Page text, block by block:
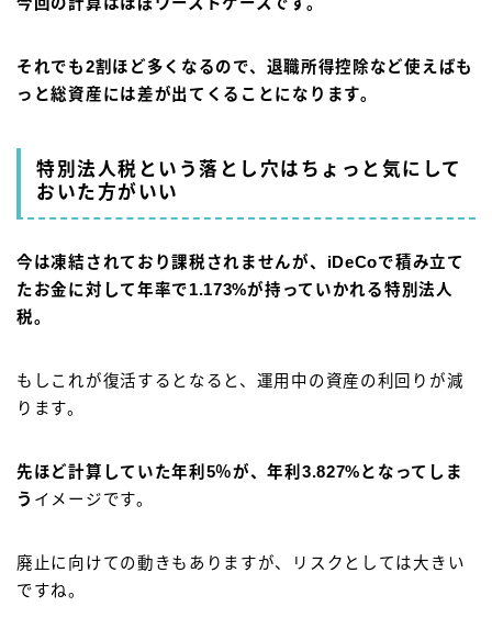
それでも2割ほど多くなるので、退職所得控除など使えばも
っと総資産には差が出てくることになります。
特別法人税という落とし穴はちょっと気にして
おいた方がいい
今は凍結されており課税されませんが、iDeCoで積み立て
たお金に対して年率で1.173%が持っていかれる特別法人
税。
もしこれが復活するとなると、運用中の資産の利回りが減
ります。
先ほど計算していた年利5％が、年利3.827%となってしま
う イメージです。
廃止に向けての動きもありますが、リスクとしては大きい
ですね。